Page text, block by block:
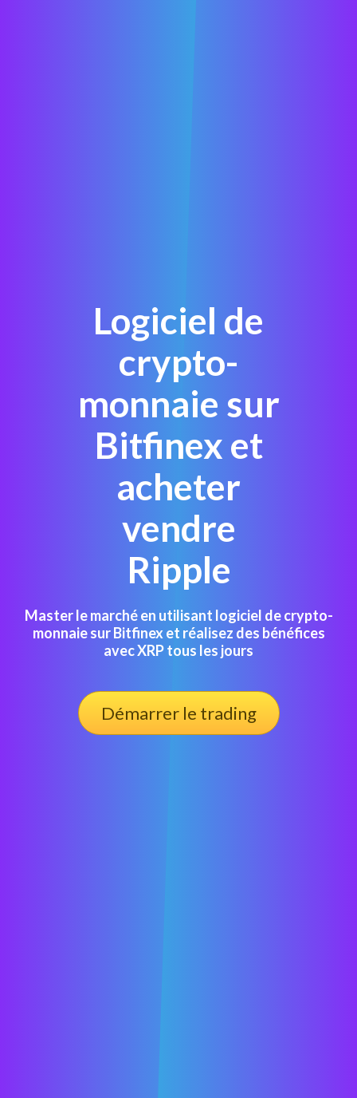
Logiciel de
crypto-
monnaie sur
Bitfinex et
acheter
vendre
Ripple
Master le marché en utilisant logiciel de crypto-
monnaie sur Bitfinex et réalisez des bénéfices
avec XRP tous les jours
Démarrer le trading